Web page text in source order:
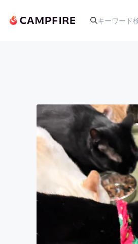
アート・写
テクノロジ
映像・映画
ビジネス・
まちづく